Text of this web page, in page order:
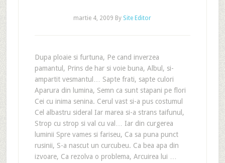
martie 4, 2009 By Site Editor
Dupa ploaie si furtuna, Pe cand inverzea
pamantul, Prins de har si voie buna, Albul, si-
ampartit vesmantul… Sapte frati, sapte culori
Aparura din lumina, Semn ca sunt stapani pe flori
Cei cu inima senina. Cerul vast si-a pus costumul
Cel albastru sideral Iar marea si-a strans taifunul,
Strop cu strop si val cu val… Iar din curgerea
luminii Spre vames si fariseu, Ca sa puna punct
rusinii, S-a nascut un curcubeu. Ca bea apa din
izvoare, Ca rezolva o problema, Arcuirea lui …